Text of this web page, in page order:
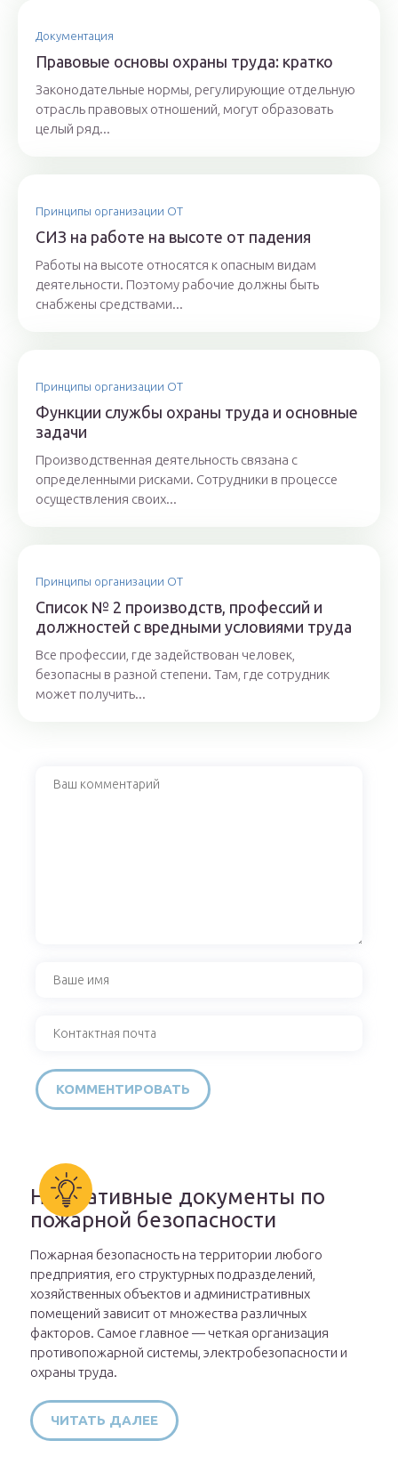
Документация
Правовые основы охраны труда: кратко
Законодательные нормы, регулирующие отдельную
отрасль правовых отношений, могут образовать
целый ряд...
Принципы организации ОТ
СИЗ на работе на высоте от падения
Работы на высоте относятся к опасным видам
деятельности. Поэтому рабочие должны быть
снабжены средствами...
Принципы организации ОТ
Функции службы охраны труда и основные
задачи
Производственная деятельность связана с
определенными рисками. Сотрудники в процессе
осуществления своих...
Принципы организации ОТ
Список № 2 производств, профессий и
должностей с вредными условиями труда
Все профессии, где задействован человек,
безопасны в разной степени. Там, где сотрудник
может получить...
Нормативные документы по
пожарной безопасности
Пожарная безопасность на территории любого
предприятия, его структурных подразделений,
хозяйственных объектов и административных
помещений зависит от множества различных
факторов. Самое главное — четкая организация
противопожарной системы, электробезопасности и
охраны труда.
ЧИТАТЬ ДАЛЕЕ